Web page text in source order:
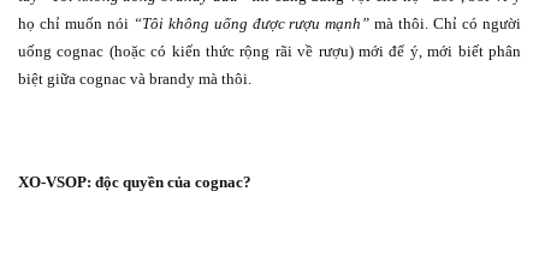
họ chỉ muốn nói “Tôi không uống được rượu mạnh”mà thôi. Chỉ có người
uống cognac (hoặc có kiến thức rộng rãi về rượu) mới để ý, mới biết phân
biệt giữa cognac và brandy mà thôi.
XO-VSOP: độc quyền của cognac?